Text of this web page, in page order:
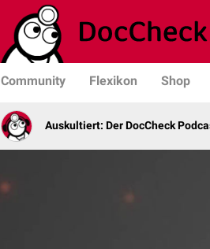
Community Flexikon Shop
Auskultiert: Der DocCheck